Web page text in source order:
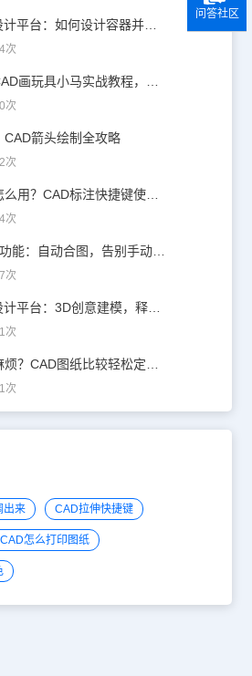
浩辰青翼二三维设计平台：如何设计容器并计算其体积
次
次
箭头绘制全攻略
次
CAD标注快捷键怎么用？CAD标注快捷键使用教程
次
浩辰CAD 2026新功能：自动合图，告别手动拼图！
次
浩辰青翼二三维设计平台：3D创意建模，释放创意生产力！
次
次
出来 CAD拉伸快捷键
CAD怎么打印图纸
问答社区